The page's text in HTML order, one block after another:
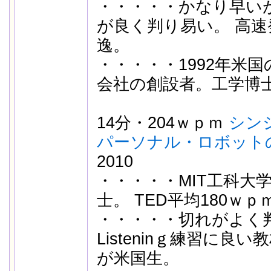
・・・・・かなり早
が良く判り易い。 高
逸。
・・・・・1992年米
会社の創設者。工学博
14分・204ｗｐｍ シン
パーソナル・ロボット
2010
・・・・・MIT工科大
士。 TED平均180ｗｐ
・・・・・切れがよく
Listeninｇ練習に良い
が米国生。